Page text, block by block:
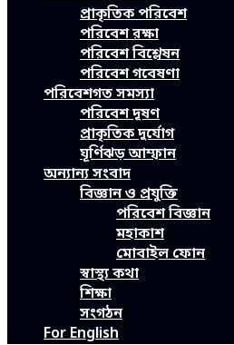
প্রাকৃতিক পরিবেশ
পরিবেশ রক্ষা
পরিবেশ বিশ্লেষন
পরিবেশ গবেষণা
পরিবেশগত সমস্যা
পরিবেশ দূষণ
প্রাকৃতিক দুর্যোগ
ঘূর্ণিঝড় আম্ফান
অন্যান্য সংবাদ
বিজ্ঞান ও প্রযুক্তি
পরিবেশ বিজ্ঞান
মহাকাশ
মোবাইল ফোন
স্বাস্থ্য কথা
শিক্ষা
সংগঠন
For English